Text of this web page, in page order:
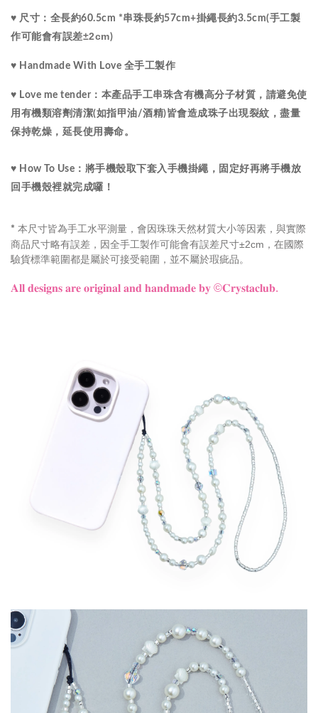
♥ 尺寸： 全長約60.5cm *串珠長約57cm+掛繩長約3.5cm(手工製
作可能會有誤差±2cm)
♥ Handmade With Love 全手工製作
♥ Love me tender： 本產品手工串珠含有機高分子材質，請避免使
用有機類溶劑清潔(如指甲油/酒精)皆會造成珠子出現裂紋，盡量
保持乾燥，延長使用壽命。
♥ How To Use：將手機殼取下套入手機掛繩，固定好再將手機放
回手機殼裡就完成囉！
* 本尺寸皆為手工水平測量，會因珠珠天然材質大小等因素，與實際
商品尺寸略有誤差，因全手工製作可能會有誤差尺寸±2cm，在國際
驗貨標準範圍都是屬於可接受範圍，並不屬於瑕疵品。
𝐀𝐥𝐥 𝐝𝐞𝐬𝐢𝐠𝐧𝐬 𝐚𝐫𝐞 𝐨𝐫𝐢𝐠𝐢𝐧𝐚𝐥 𝐚𝐧𝐝 𝐡𝐚𝐧𝐝𝐦𝐚𝐝𝐞 𝐛𝐲 ©𝐂𝐫𝐲𝐬𝐭𝐚𝐜𝐥𝐮𝐛.